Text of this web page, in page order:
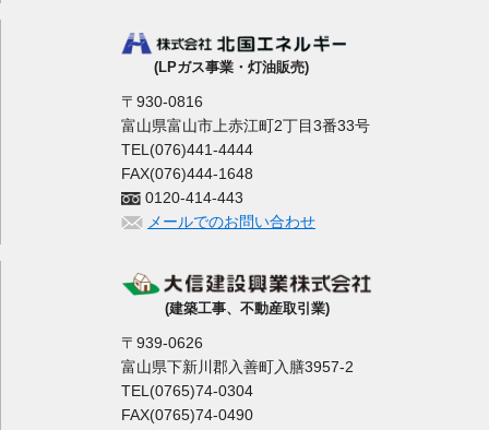
(LPガス事業・灯油販売)
〒930-0816
富山県富山市上赤江町2丁目3番33号
TEL(076)441-4444
FAX(076)444-1648
0120-414-443
メールでのお問い合わせ
(建築工事、不動産取引業)
〒939-0626
富山県下新川郡入善町入膳3957-2
TEL(0765)74-0304
FAX(0765)74-0490